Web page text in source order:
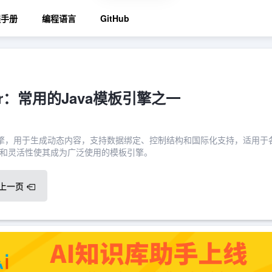
册 编程语言 GitHub
常用的Java模板引擎之一
用于生成动态内容，支持数据绑定、控制结构和国际化支持，适用于
灵活性使其成为广泛使用的模板引擎。
一页